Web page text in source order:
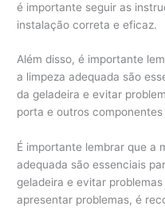
é importante seguir as
instalação correta e eficaz.
Além disso, é importante
a limpeza adequada são
da geladeira e evitar
porta e outros
É importante lembrar que a
adequada são essenciais
geladeira e evitar
apresentar problemas, é